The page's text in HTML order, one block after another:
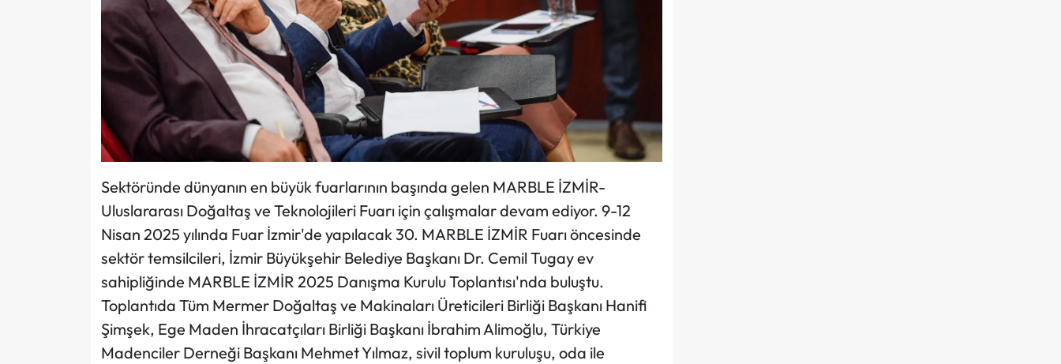
Sektöründe dünyanın en büyük fuarlarının başında gelen MARBLE İZMİR-
Uluslararası Doğaltaş ve Teknolojileri Fuarı için çalışmalar devam ediyor. 9-12
Nisan 2025 yılında Fuar İzmir'de yapılacak 30. MARBLE İZMİR Fuarı öncesinde
sektör temsilcileri, İzmir Büyükşehir Belediye Başkanı Dr. Cemil Tugay ev
sahipliğinde MARBLE İZMİR 2025 Danışma Kurulu Toplantısı'nda buluştu.
Toplantıda Tüm Mermer Doğaltaş ve Makinaları Üreticileri Birliği Başkanı Hanifi
Şimşek, Ege Maden İhracatçıları Birliği Başkanı İbrahim Alimoğlu, Türkiye
Madenciler Derneği Başkanı Mehmet Yılmaz, sivil toplum kuruluşu, oda ile